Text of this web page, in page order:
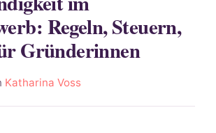
Regeln, Steuern,
Gründerinnen
Katharina Voss